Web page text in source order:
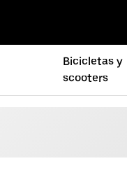
Bicicletas y
scooters